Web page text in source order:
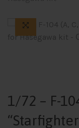
1/72 – F-